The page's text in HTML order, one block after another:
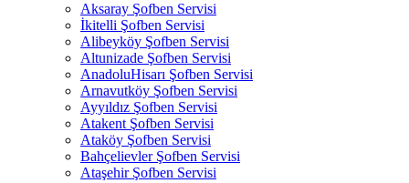
Aksaray Şofben Servisi
İkitelli Şofben Servisi
Alibeyköy Şofben Servisi
Altunizade Şofben Servisi
AnadoluHisarı Şofben Servisi
Arnavutköy Şofben Servisi
Ayyıldız Şofben Servisi
Atakent Şofben Servisi
Ataköy Şofben Servisi
Bahçelievler Şofben Servisi
Ataşehir Şofben Servisi